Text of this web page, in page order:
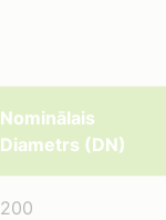
Nominālais
Diametrs (DN)
200